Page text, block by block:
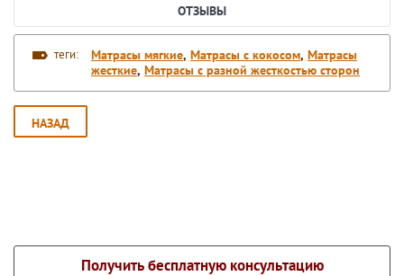
ОТЗЫВЫ
теги: Матрасы мягкие, Матрасы с кокосом, Матрасы
жесткие, Матрасы с разной жесткостью сторон
НАЗАД
Получить бесплатную консультацию